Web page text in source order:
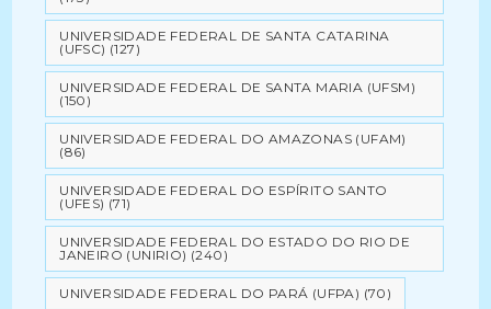
UNIVERSIDADE FEDERAL DE SANTA CATARINA
(UFSC) (127)
UNIVERSIDADE FEDERAL DE SANTA MARIA (UFSM)
(150)
UNIVERSIDADE FEDERAL DO AMAZONAS (UFAM)
(86)
UNIVERSIDADE FEDERAL DO ESPÍRITO SANTO
(UFES) (71)
UNIVERSIDADE FEDERAL DO ESTADO DO RIO DE
JANEIRO (UNIRIO) (240)
UNIVERSIDADE FEDERAL DO PARÁ (UFPA) (70)